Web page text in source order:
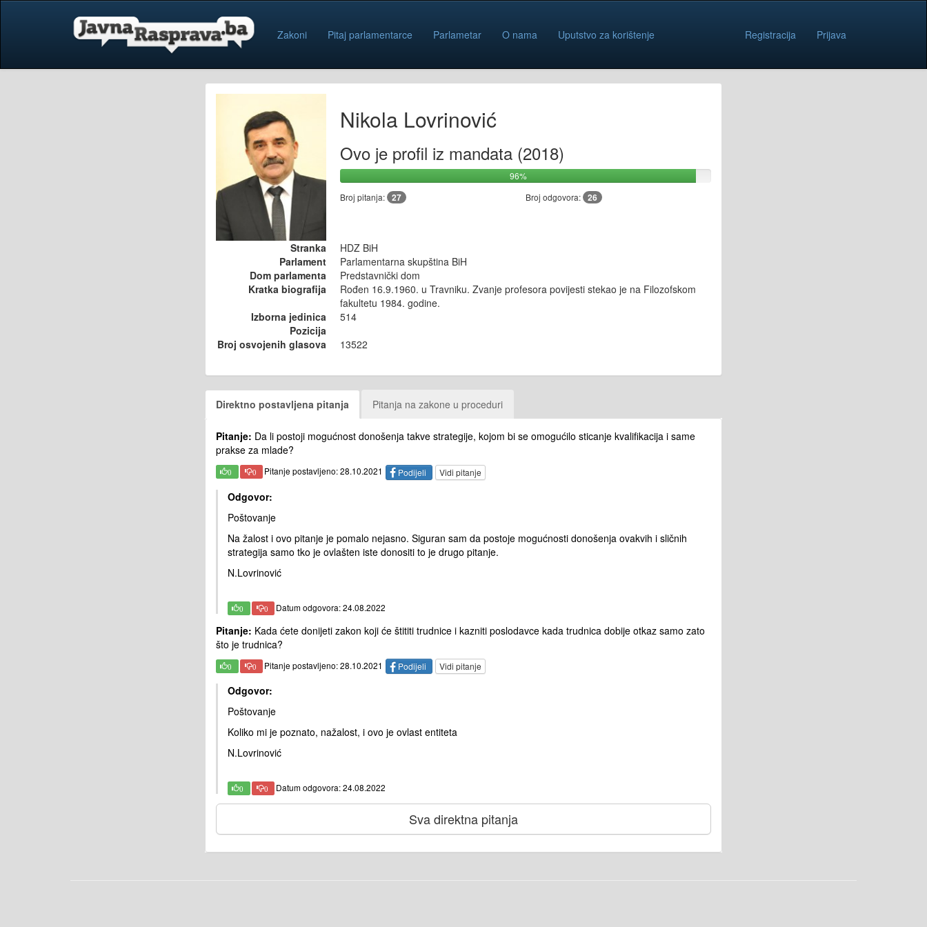
Zakoni Pitaj parlamentarce Parlametar O nama Uputstvo za korištenje Registracija Prijava
Nikola Lovrinović
Ovo je profil iz mandata (2018)
96%
Broj pitanja: 27 Broj odgovora: 26
Stranka
HDZ BiH
Parlament
Parlamentarna skupština BiH
Dom parlamenta
Predstavnički dom
Kratka biografija
Rođen 16.9.1960. u Travniku. Zvanje profesora povijesti stekao je na Filozofskom
fakultetu 1984. godine.
Izborna jedinica
514
Pozicija
Broj osvojenih glasova
13522
Direktno postavljena pitanja Pitanja na zakone u proceduri
Pitanje: Da li postoji mogućnost donošenja takve strategije, kojom bi se omogućilo sticanje kvalifikacija i same
prakse za mlade?
0 0 Pitanje postavljeno: 28.10.2021 Podijeli Vidi pitanje
Odgovor:
Poštovanje
Na žalost i ovo pitanje je pomalo nejasno. Siguran sam da postoje mogućnosti donošenja ovakvih i sličnih
strategija samo tko je ovlašten iste donositi to je drugo pitanje.
N.Lovrinović
0 0 Datum odgovora: 24.08.2022
Pitanje: Kada ćete donijeti zakon koji će štititi trudnice i kazniti poslodavce kada trudnica dobije otkaz samo zato
što je trudnica?
0 0 Pitanje postavljeno: 28.10.2021 Podijeli Vidi pitanje
Odgovor:
Poštovanje
Koliko mi je poznato, nažalost, i ovo je ovlast entiteta
N.Lovrinović
0 0 Datum odgovora: 24.08.2022
Sva direktna pitanja